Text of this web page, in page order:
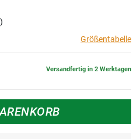
Größentabelle
Versandfertig in 2 Werktagen